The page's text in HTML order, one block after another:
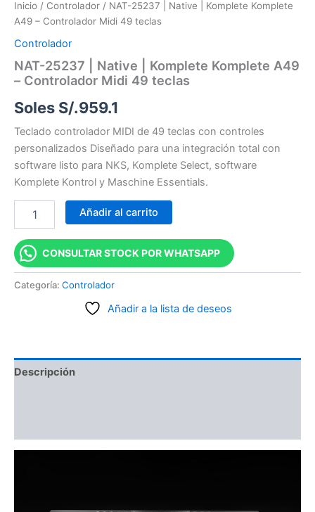
Inicio / Controlador / NAT-25237 | Native | Komplete Komplete
A49 – Controlador Midi 49 teclas
Controlador
NAT-25237 | Native | Komplete Komplete A49
– Controlador Midi 49 teclas
Soles S/.959.1
Teclado controlador MIDI de 49 teclas con controles
personalizados Diseñado para una integración total con
software listo para NKS, Komplete Select, software
Komplete Kontrol y Maschine Essentials.
Añadir al carrito
CONSULTAR STOCK POR WHATSAPP
Categoría: Controlador
Añadir a la lista de deseos
Descripción